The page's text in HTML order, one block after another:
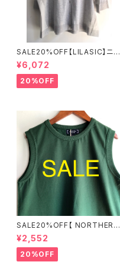
SALE20%OFF【LILASIC】ニッ
ト布帛カーディガン フリーサイ
ズ SDHE6138【リラシク by ノ
ースオブジェクト】
¥6,072
20%OFF
SALE20%OFF【 NORTHERN
TRUCK 】綿100％ カノコタン
クトップ グリーン Mサイズ ND
CE6276【ノーザントラック】
¥2,552
20%OFF